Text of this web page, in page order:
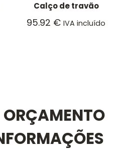
Calço de travão
95.92 € IVA incluído